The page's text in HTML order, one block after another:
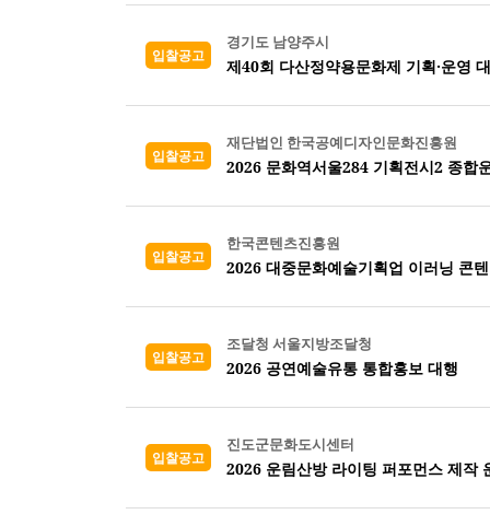
입찰공고
경기도 남양주시
제40회 다산정약용문화제 기획·운영
입찰공고
재단법인 한국공예디자인문화진흥원
2026 문화역서울284 기획전시2 종합
입찰공고
한국콘텐츠진흥원
2026 대중문화예술기획업 이러닝 콘
입찰공고
조달청 서울지방조달청
2026 공연예술유통 통합홍보 대행
입찰공고
진도군문화도시센터
2026 운림산방 라이팅 퍼포먼스 제작